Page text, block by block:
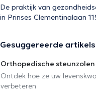
De praktijk van
in Prinses Clementinalaan
Gesuggereerde artikels
Orthopedische steunzolen
Ontdek hoe ze uw
verbeteren